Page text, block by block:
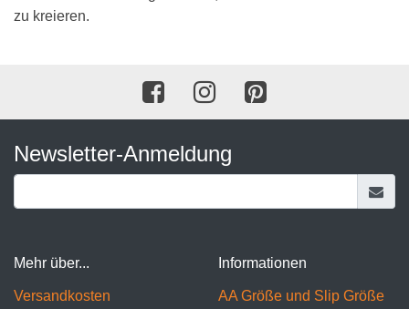
zu kreieren.
Newsletter-Anmeldung
Mehr über...
Versandkosten
Informationen
AA Größe und Slip Größe